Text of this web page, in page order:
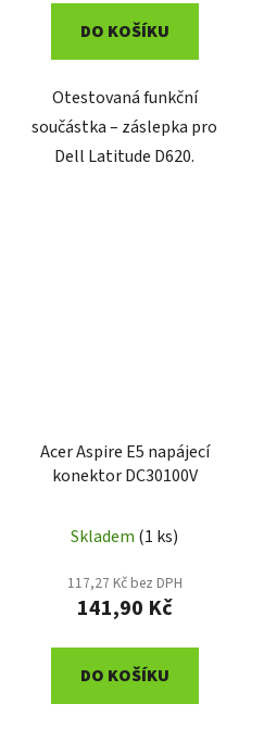
DO KOŠÍKU
Otestovaná funkční
součástka – záslepka pro
Dell Latitude D620.
Acer Aspire E5 napájecí
konektor DC30100V
Skladem (1 ks)
117,27 Kč bez DPH
141,90 Kč
DO KOŠÍKU